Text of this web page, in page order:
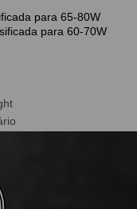
para 65-80W
para 60-70W